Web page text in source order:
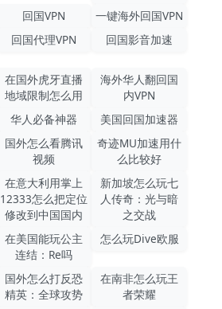
回国VPN
一键海外回国VPN
回国代理VPN 回国影音加速
在国外虎牙直播
地域限制怎么用
海外华人翻回国
内VPN
华人必备神器
美国回国加速器
国外怎么看腾讯
视频
奇迹MU加速用什
么比较好
在意大利用掌上
12333怎么把定位
修改到中国国内
新加坡怎么玩七
人传奇：光与暗
之交战
在美国能玩公主
连结：Re吗
怎么玩Dive欧服
国外怎么打反恐
精英：全球攻势
在南非怎么玩王
者荣耀